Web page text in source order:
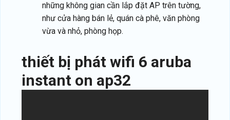
những không gian cần lắp đặt AP trên tường,
như cửa hàng bán lẻ, quán cà phê, văn phòng
vừa và nhỏ, phòng họp.
thiết bị phát wifi 6 aruba
instant on ap32